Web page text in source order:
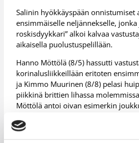
Salinin hyökkäyspään onnistumiset
ensimmäiselle neljännekselle, jonka
roskisdyykkari” alkoi kalvaa
aikaisella puolustuspelillään.
Hanno Möttölä (8/5) hassutti
korinalusliikkeillään eritoten
ja Kimmo Muurinen (8/8) pelasi
piikkinä brittien lihassa
Möttölä antoi oivan esimerkin
johtoasemassa irtopallon perään
taistellen pallon omilleen.